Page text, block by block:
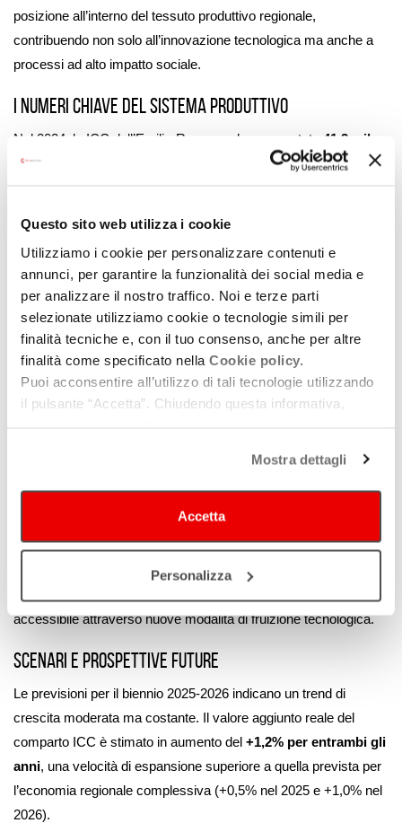
Questo sito web utilizza i cookie
Utilizziamo i cookie per personalizzare contenuti e
annunci, per garantire la funzionalità dei social media e
per analizzare il nostro traffico. Noi e terze parti
selezionate utilizziamo cookie o tecnologie simili per
finalità tecniche e, con il tuo consenso, anche per altre
finalità come specificato nella Cookie policy.
Puoi acconsentire all’utilizzo di tali tecnologie utilizzando
il pulsante “Accetta”. Chiudendo questa informativa,
Mostra dettagli
Accetta
Personalizza
posizione all’interno del tessuto produttivo regionale,
contribuendo non solo all’innovazione tecnologica ma anche a
processi ad alto impatto sociale.
I numeri chiave del sistema produttivo
Nel 2024, le ICC dell’Emilia-Romagna hanno contato
41,3 mila
unità locali
102,4 mila addetti(pari al 5,7% del
significativamente superiore a quella dell’intero sistema
produttivo regionale (+7,9%).
A trainare questa dinamica sono i Servizi creativi(informatica,
software, progettazione architettonica e comunicazione), che da
soli assorbono quasi il 60% degli addetti totali delle ICC regionali.
Spettacolo e Patrimonio: primati e digitalizzazione
Il settore dello
conferma la centralità
regione si è posizionata al primo posto in Italia per numero di
spettacoli ogni 10.000 abitanti, con oltre23.000 eventirealizzati.
L’analisi mette in risalto anche l’importante evoluzione dei
consumi digitali nel sistema bibliotecario: nel 2024 le transazioni
online (ebook, quotidiani, audiolibri) hanno superato i
accessibile attraverso nuove modalità di fruizione tecnologica.
Scenari e prospettive future
Le previsioni per il biennio 2025-2026 indicano un trend di
crescita moderata ma costante. Il valore aggiunto reale del
comparto ICC è stimato in aumento del +1,2% per entrambi gli
anni, una velocità di espansione superiore a quella prevista per
l’economia regionale complessiva (+0,5% nel 2025 e +1,0% nel
2026).